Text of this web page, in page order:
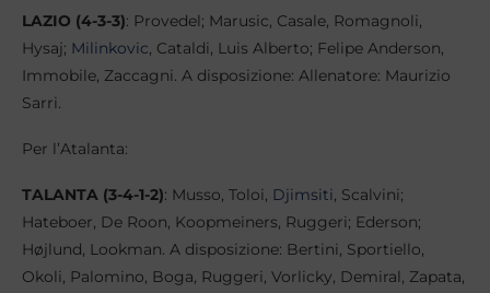
LAZIO (4-3-3): Provedel; Marusic, Casale, Romagnoli,
Hysaj; Milinkovic, Cataldi, Luis Alberto; Felipe Anderson,
Immobile, Zaccagni. A disposizione: Allenatore: Maurizio
Sarri.
Per l’Atalanta:
TALANTA (3-4-1-2): Musso, Toloi, Djimsiti, Scalvini;
Hateboer, De Roon, Koopmeiners, Ruggeri; Ederson;
Højlund, Lookman. A disposizione: Bertini, Sportiello,
Okoli, Palomino, Boga, Ruggeri, Vorlicky, Demiral, Zapata,